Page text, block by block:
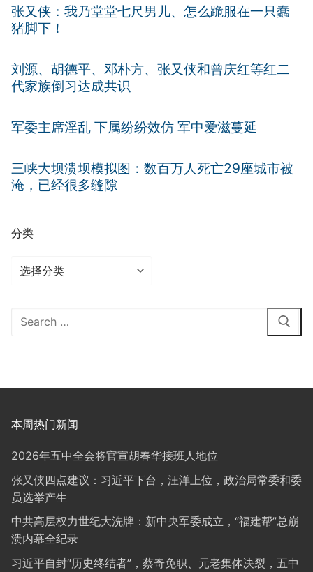
张又侠：我乃堂堂七尺男儿、怎么跪服在一只蠢
猪脚下！
刘源、胡德平、邓朴方、张又侠和曾庆红等红二
代家族倒习达成共识
军委主席淫乱 下属纷纷效仿 军中爱滋蔓延
三峡大坝溃坝模拟图：数百万人死亡29座城市被
淹，已经很多缝隙
分类
分
类
Search
本周热门新闻
2026年五中全会将官宣胡春华接班人地位
张又侠四点建议：习近平下台，汪洋上位，政治局常委和委
员选举产生
中共高层权力世纪大洗牌：新中央军委成立，“福建帮”总崩
溃内幕全纪录
习近平自封“历史终结者”，蔡奇免职、元老集体决裂，五中